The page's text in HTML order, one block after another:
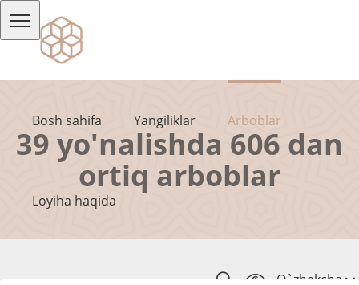
Bosh sahifa Yangiliklar Arboblar
Loyiha haqida
O`zbekcha
39 yo'nalishda 606 dan
ortiq arboblar